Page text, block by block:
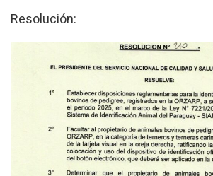
Resolución: